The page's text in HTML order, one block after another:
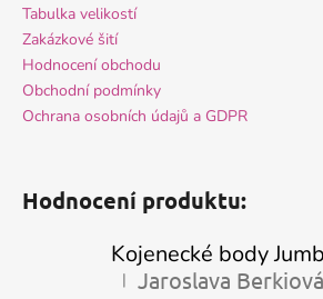
Tabulka velikostí
Zakázkové šití
Hodnocení obchodu
Obchodní podmínky
Ochrana osobních údajů a GDPR
Hodnocení produktu:
Kojenecké body
Hodnocení produktu je 5 z 5
| Jaroslava Berkiová